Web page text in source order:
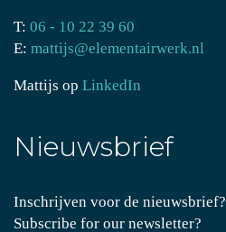
T: 06 - 10 22 39 60
E: mattijs@elementairwerk.nl
Mattijs op LinkedIn
Nieuwsbrief
Inschrijven voor de nieuwsbrief?
Subscribe for our newsletter?